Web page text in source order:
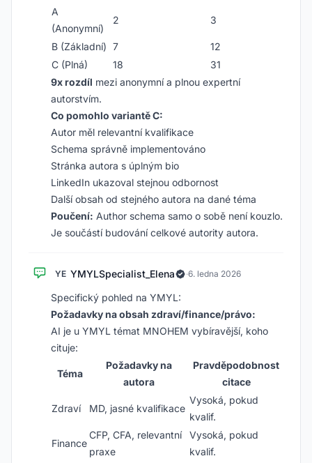
A
(Anonymní)
2 3
B (Základní) 7
12
C (Plná)
18
31
9x rozdíl mezi anonymní a plnou expertní
autorstvím.
Co pomohlo variantě C:
Autor měl relevantní kvalifikace
Schema správně implementováno
Stránka autora s úplným bio
LinkedIn ukazoval stejnou odbornost
Další obsah od stejného autora na dané téma
Poučení: Author schema samo o sobě není kouzlo.
Je součástí budování celkové autority autora.
YE YMYLSpecialist_Elena ·6. ledna 2026
Specifický pohled na YMYL:
Požadavky na obsah zdraví/finance/právo:
AI je u YMYL témat MNOHEM vybíravější, koho
cituje:
Téma
Požadavky na
autora
Pravděpodobnost
citace
Zdraví MD, jasné kvalifikace
Vysoká, pokud
kvalif.
Finance
CFP, CFA, relevantní
praxe
Vysoká, pokud
kvalif.